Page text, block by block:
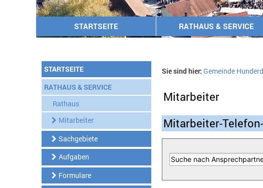
STARTSEITE RATHAUS & SERVICE
STARTSEITE
RATHAUS & SERVICE
Rathaus
Mitarbeiter
Sachgebiete
Aufgaben
Formulare
Sie sind hier: Gemeinde
Mitarbeiter
Mitarbeiter-